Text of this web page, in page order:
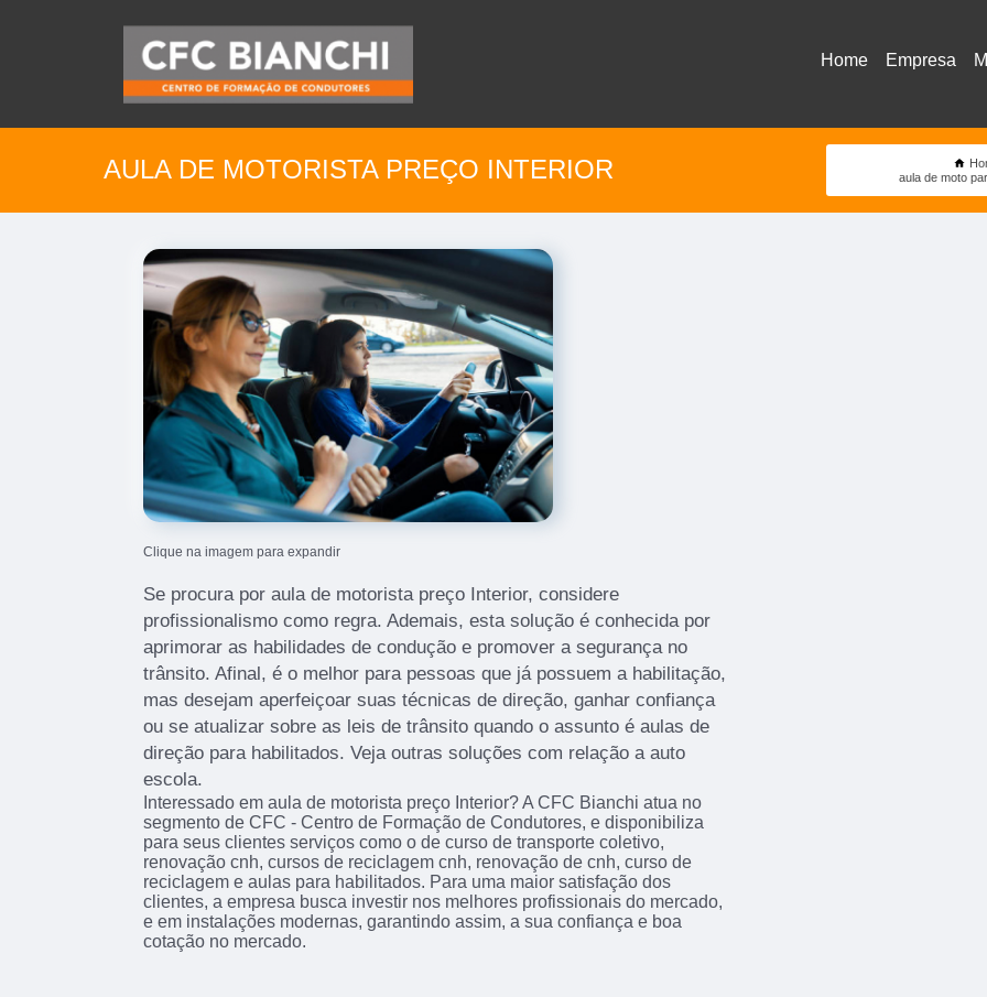
Home Empresa
AULA DE MOTORISTA PREÇO INTERIOR
aula de moto
Clique na imagem para expandir
Se procura por aula de motorista preço Interior, considere
profissionalismo como regra. Ademais, esta solução é conhecida por
aprimorar as habilidades de condução e promover a segurança no
trânsito. Afinal, é o melhor para pessoas que já possuem a habilitação,
mas desejam aperfeiçoar suas técnicas de direção, ganhar confiança
ou se atualizar sobre as leis de trânsito quando o assunto é aulas de
direção para habilitados. Veja outras soluções com relação a auto
escola.
Interessado em aula de motorista preço Interior? A CFC Bianchi atua no
segmento de CFC - Centro de Formação de Condutores, e disponibiliza
para seus clientes serviços como o de curso de transporte coletivo,
renovação cnh, cursos de reciclagem cnh, renovação de cnh, curso de
reciclagem e aulas para habilitados. Para uma maior satisfação dos
clientes, a empresa busca investir nos melhores profissionais do mercado,
e em instalações modernas, garantindo assim, a sua confiança e boa
cotação no mercado.